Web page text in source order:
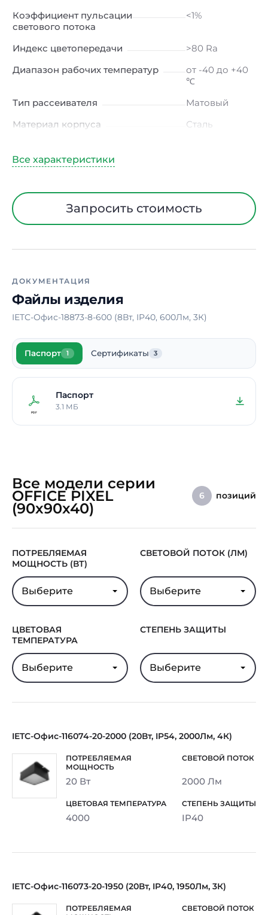
Коэффициент пульсации
светового потока
<1%
Индекс цветопередачи
>80 Ra
Диапазон рабочих температур
от -40 до +40
℃
Тип рассеивателя
Матовый
Материал корпуса
Сталь
Длина
Ширина
90 мм
Гарантия
Запросить стоимость
ДОКУМЕНТАЦИЯ
Файлы изделия
IETC-Офис-18873-8-600 (8Вт, IP40, 600Лм, 3К)
Паспорт 1 Сертификаты 3
Паспорт
3.1 МБ
Все модели серии
OFFICE PIXEL
(90х90х40)
6 позиций
ПОТРЕБЛЯЕМАЯ
МОЩНОСТЬ (ВТ)
Выберите
СВЕТОВОЙ ПОТОК (ЛМ)
Выберите
ЦВЕТОВАЯ
ТЕМПЕРАТУРА
Выберите
СТЕПЕНЬ ЗАЩИТЫ
Выберите
IETC-Офис-116074-20-2000 (20Вт, IP54, 2000Лм, 4К)
20 Вт 2000 Лм
4000 IP40
IETC-Офис-116073-20-1950 (20Вт, IP40, 1950Лм, 3К)